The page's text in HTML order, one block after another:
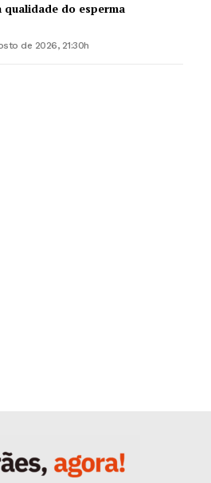
do esperma
de 2026, 21:30h